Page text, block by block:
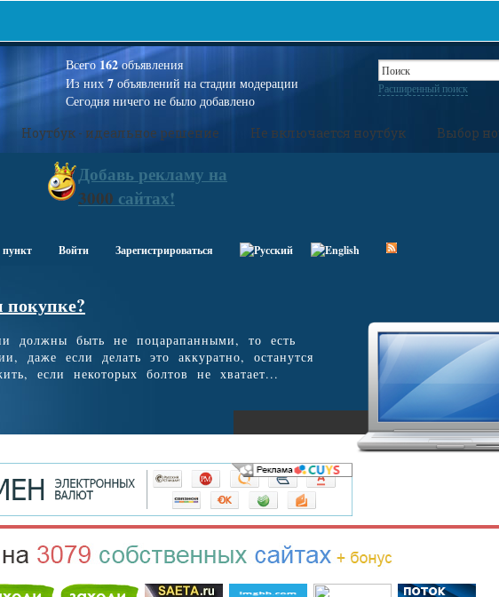
Расширенный поиск
Всего162объявления
Из них 7 объявлений на стадии модерации
Сегодня ничего не было добавлено
Ноутбук - идеальное решение Не включается ноутбук Выбор
Добавь рекламу на
3000 сайтах!
пункт Войти Зарегистрироваться
покупке?
должны быть не поцарапанными, то есть
даже если делать это аккуратно, останутся
если некоторых болтов не хватает...